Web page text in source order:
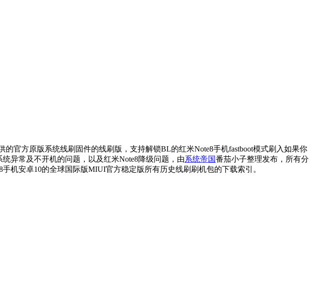
官方原版系统线刷固件的线刷版，支持解锁BL的红米Note8手机fastboot模式刷入如果你
异常及不开机的问题，以及红米Note8降级问题，由系统帝国番茄小子整理发布，所有分
机安卓10的全球国际版MIUI官方稳定版所有历史线刷刷机包的下载索引。